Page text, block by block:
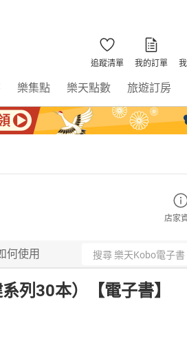
追蹤清單 我的訂單
樂集點 樂天點數 旅遊訂房
店家
何使用
列30本）【電子書】